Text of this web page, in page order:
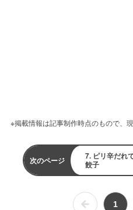
※掲載情報は記事制作時点のもので、
次のページ
7. ピリ辛だれ
餃子
1